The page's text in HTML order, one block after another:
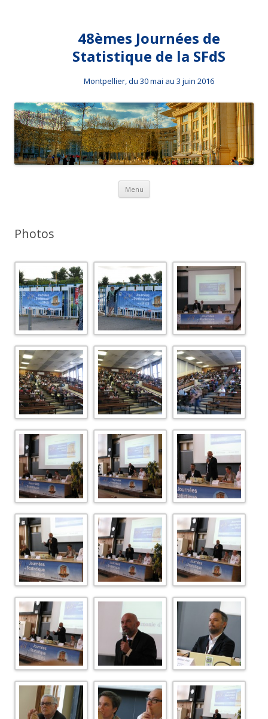
48èmes Journées de
Statistique de la SFdS
Montpellier, du 30 mai au 3 juin 2016
Menu Aller au contenu principal
Photos